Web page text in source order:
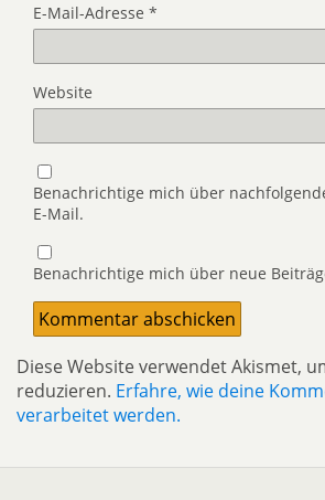
E-Mail-Adresse *
Website
Benachrichtige mich über
E-Mail.
Benachrichtige mich über neue
Diese Website verwendet Akismet,
reduzieren. Erfahre, wie deine
verarbeitet werden.